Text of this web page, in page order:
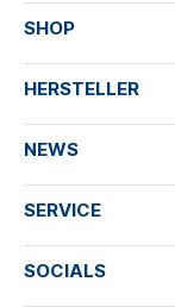
SHOP
HERSTELLER
NEWS
SERVICE
SOCIALS